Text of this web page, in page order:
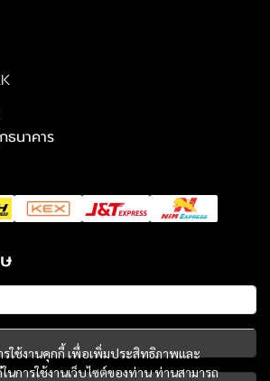
รใช้งานคุกกี้ เพื่อเพิ่มประสิทธิภาพและ
การใช้งานเว็บไซต์ของท่าน ท่านสามารถ
นาคาร